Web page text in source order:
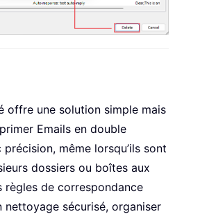
offre une solution simple mais
Emails en double
même lorsqu’ils sont
dossiers ou boîtes aux
règles de correspondance
nettoyage sécurisé, organiser